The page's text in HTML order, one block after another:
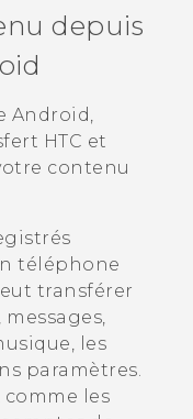
depuis
Android,
HTC et
contenu
téléphone
transférer
les
paramètres.
comme les